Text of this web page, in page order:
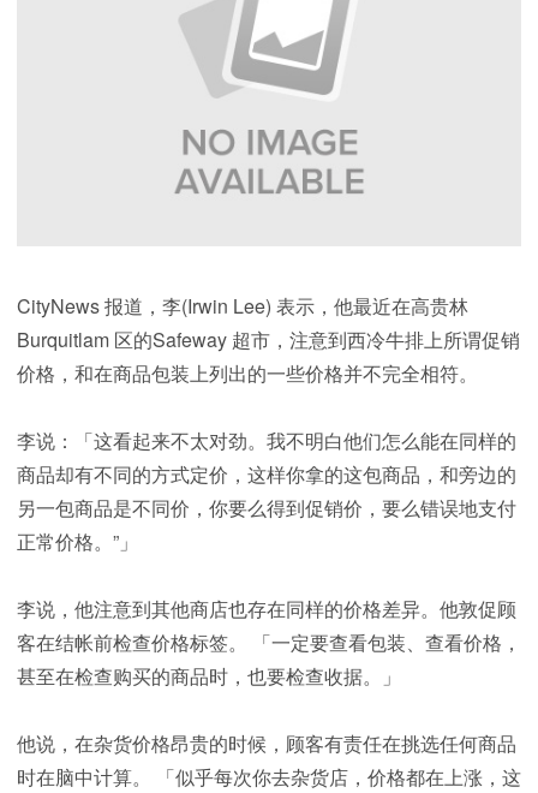
CityNews 报道，李(Irwin Lee) 表示，他最近在高贵林
Burquitlam 区的Safeway 超市，注意到西冷牛排上所谓促销
价格，和在商品包装上列出的一些价格并不完全相符。
李说：「这看起来不太对劲。我不明白他们怎么能在同样的
商品却有不同的方式定价，这样你拿的这包商品，和旁边的
另一包商品是不同价，你要么得到促销价，要么错误地支付
正常价格。”」
李说，他注意到其他商店也存在同样的价格差异。他敦促顾
客在结帐前检查价格标签。 「一定要查看包装、查看价格，
甚至在检查购买的商品时，也要检查收据。」
他说，在杂货价格昂贵的时候，顾客有责任在挑选任何商品
时在脑中计算。 「似乎每次你去杂货店，价格都在上涨，这